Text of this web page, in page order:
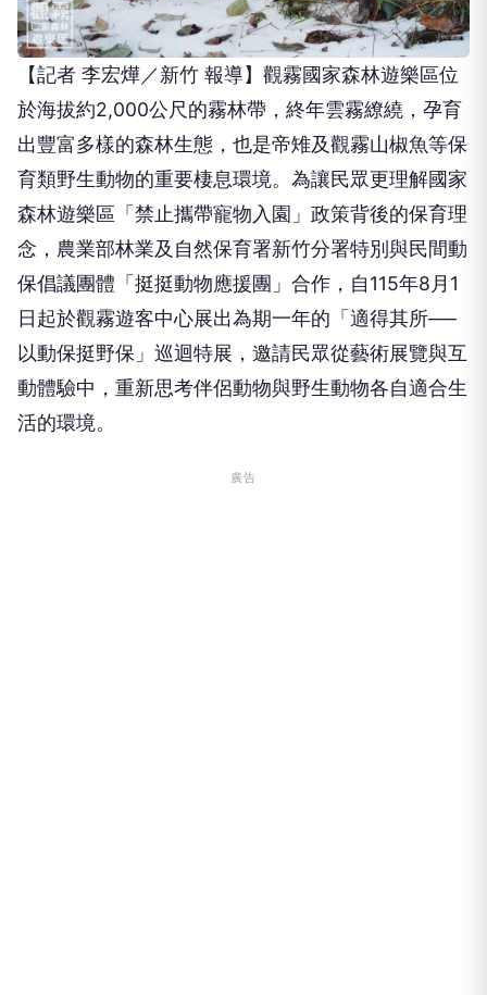
【記者 李宏燁／新竹 報導】觀霧國家森林遊樂區位
於海拔約2,000公尺的霧林帶，終年雲霧繚繞，孕育
出豐富多樣的森林生態，也是帝雉及觀霧山椒魚等保
育類野生動物的重要棲息環境。為讓民眾更理解國家
森林遊樂區「禁止攜帶寵物入園」政策背後的保育理
念，農業部林業及自然保育署新竹分署特別與民間動
保倡議團體「挺挺動物應援團」合作，自115年8月1
日起於觀霧遊客中心展出為期一年的「適得其所──
以動保挺野保」巡迴特展，邀請民眾從藝術展覽與互
動體驗中，重新思考伴侶動物與野生動物各自適合生
活的環境。
廣告